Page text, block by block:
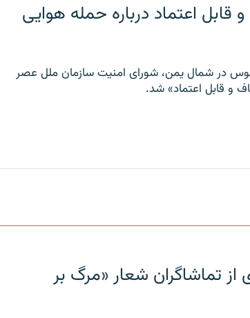
اعتماد درباره حمله هوایی
در شمال یمن، شورای امنیت سازمان ملل عصر
و قابل اعتماد» شد.
از تماشاگران شعار «مرگ بر